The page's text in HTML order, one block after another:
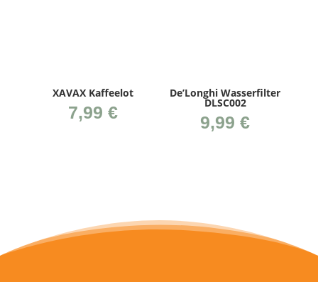
XAVAX Kaf­fee­lot
7,99 €
De’­Longhi Was­ser­fil­ter
DLSC002
9,99€